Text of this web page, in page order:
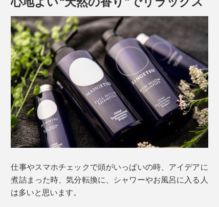
仕事やスマホチェックで頭がいっぱいの時、アイデアに
煮詰まった時、気分転換に、シャワーやお風呂に入る人
は多いと思います。